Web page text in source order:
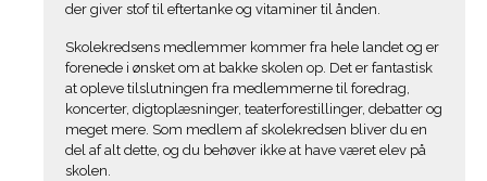
der giver stof til eftertanke og vitaminer til ånden.
Skolekredsens medlemmer kommer fra hele landet og er
forenede i ønsket om at bakke skolen op. Det er fantastisk
at opleve tilslutningen fra medlemmerne til foredrag,
koncerter, digtoplæsninger, teaterforestillinger, debatter og
meget mere. Som medlem af skolekredsen bliver du en
del af alt dette, og du behøver ikke at have været elev på
skolen.